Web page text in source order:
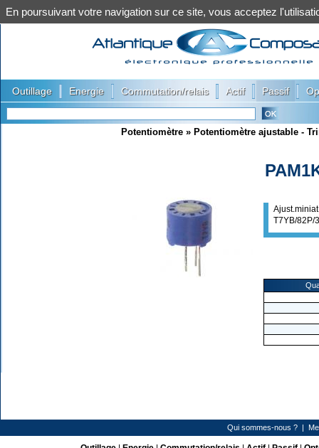
Outillage Energie Commutation/relais Actif Passif
Potentiomètre » Potentiomètre ajustable -
T7YB/82P/
Qui sommes-nous ? |
En poursuivant votre navigation sur ce site, vous acceptez